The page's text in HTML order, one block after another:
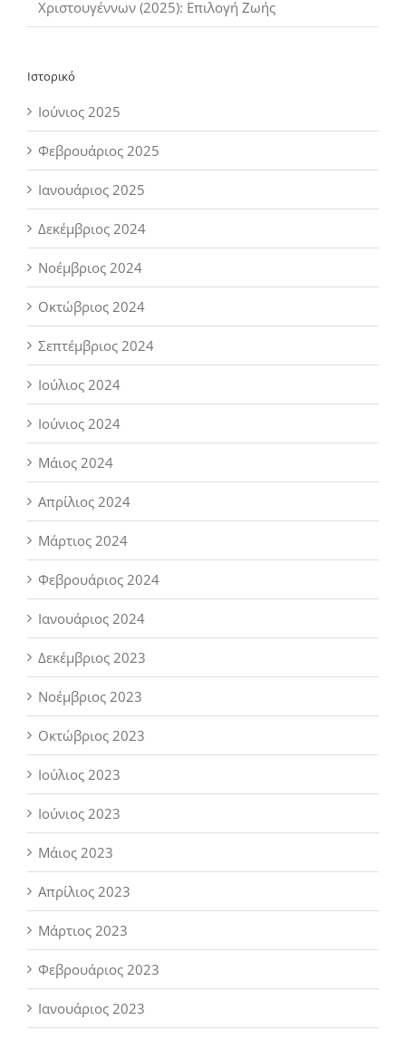
Χριστουγέννων (2025): Επιλογή Ζωής
Ιστορικό
Ιούνιος 2025
Φεβρουάριος 2025
Ιανουάριος 2025
Δεκέμβριος 2024
Νοέμβριος 2024
Οκτώβριος 2024
Σεπτέμβριος 2024
Ιούλιος 2024
Ιούνιος 2024
Μάιος 2024
Απρίλιος 2024
Μάρτιος 2024
Φεβρουάριος 2024
Ιανουάριος 2024
Δεκέμβριος 2023
Νοέμβριος 2023
Οκτώβριος 2023
Ιούλιος 2023
Ιούνιος 2023
Μάιος 2023
Απρίλιος 2023
Μάρτιος 2023
Φεβρουάριος 2023
Ιανουάριος 2023